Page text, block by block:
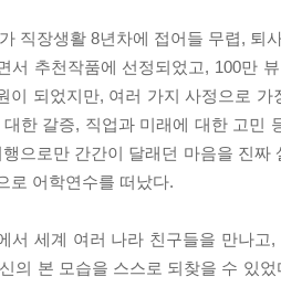
직장생활 8년차에 접어들 무렵, 퇴
서 추천작품에 선정되었고, 100만
이 되었지만, 여러 가지 사정으로
대한 갈증, 직업과 미래에 대한 고민
으로만 간간이 달래던 마음을 진짜
로 어학연수를 떠났다.
서 세계 여러 나라 친구들을 만나
의 본 모습을 스스로 되찾을 수 있